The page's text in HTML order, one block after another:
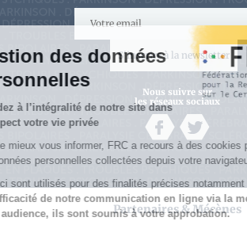
S'inscrire à la newsletter
Nous suivre sur
les réseaux sociaux
Partenaires & Mécènes